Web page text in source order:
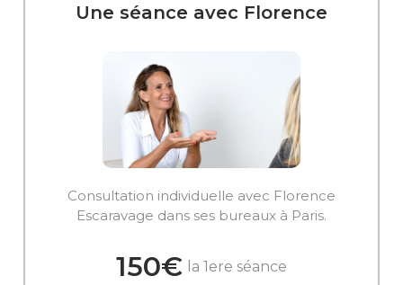
Une séance avec Florence
Consultation individuelle avec Florence
Escaravage dans ses bureaux à Paris.
150€ la 1ere séance